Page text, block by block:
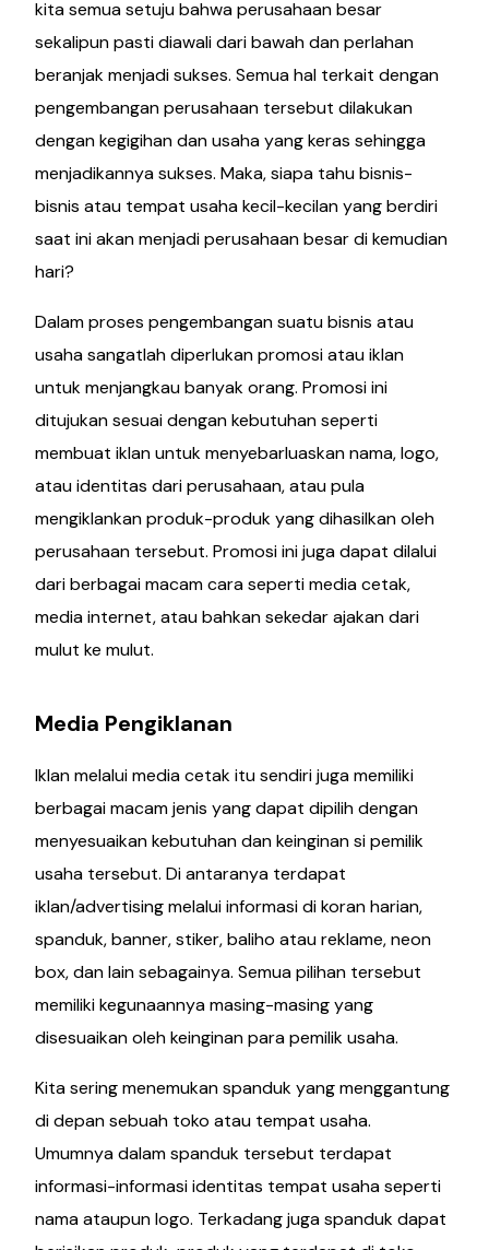
kita semua setuju bahwa perusahaan besar
sekalipun pasti diawali dari bawah dan perlahan
beranjak menjadi sukses. Semua hal terkait dengan
pengembangan perusahaan tersebut dilakukan
dengan kegigihan dan usaha yang keras sehingga
menjadikannya sukses. Maka, siapa tahu bisnis-
bisnis atau tempat usaha kecil-kecilan yang berdiri
saat ini akan menjadi perusahaan besar di kemudian
hari?
Dalam proses pengembangan suatu bisnis atau
usaha sangatlah diperlukan promosi atau iklan
untuk menjangkau banyak orang. Promosi ini
ditujukan sesuai dengan kebutuhan seperti
membuat iklan untuk menyebarluaskan nama, logo,
atau identitas dari perusahaan, atau pula
mengiklankan produk-produk yang dihasilkan oleh
perusahaan tersebut. Promosi ini juga dapat dilalui
dari berbagai macam cara seperti media cetak,
media internet, atau bahkan sekedar ajakan dari
mulut ke mulut.
Media Pengiklanan
Iklan melalui media cetak itu sendiri juga memiliki
berbagai macam jenis yang dapat dipilih dengan
menyesuaikan kebutuhan dan keinginan si pemilik
usaha tersebut. Di antaranya terdapat
iklan/advertising melalui informasi di koran harian,
spanduk, banner, stiker, baliho atau reklame, neon
box, dan lain sebagainya. Semua pilihan tersebut
memiliki kegunaannya masing-masing yang
disesuaikan oleh keinginan para pemilik usaha.
Kita sering menemukan spanduk yang menggantung
di depan sebuah toko atau tempat usaha.
Umumnya dalam spanduk tersebut terdapat
informasi-informasi identitas tempat usaha seperti
nama ataupun logo. Terkadang juga spanduk dapat